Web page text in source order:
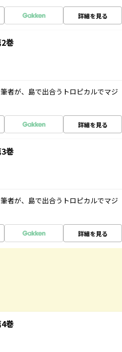
詳細を見る
巻
者が、島で出合うトロピカルでマジ
詳細を見る
巻
者が、島で出合うトロピカルでマジ
詳細を見る
巻